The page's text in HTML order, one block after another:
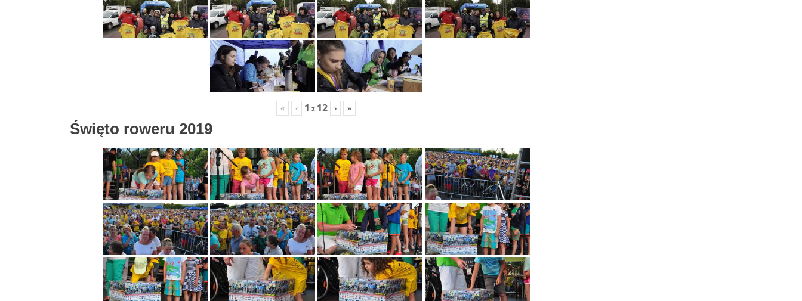
« ‹ 1 z 12 › »
Święto roweru 2019